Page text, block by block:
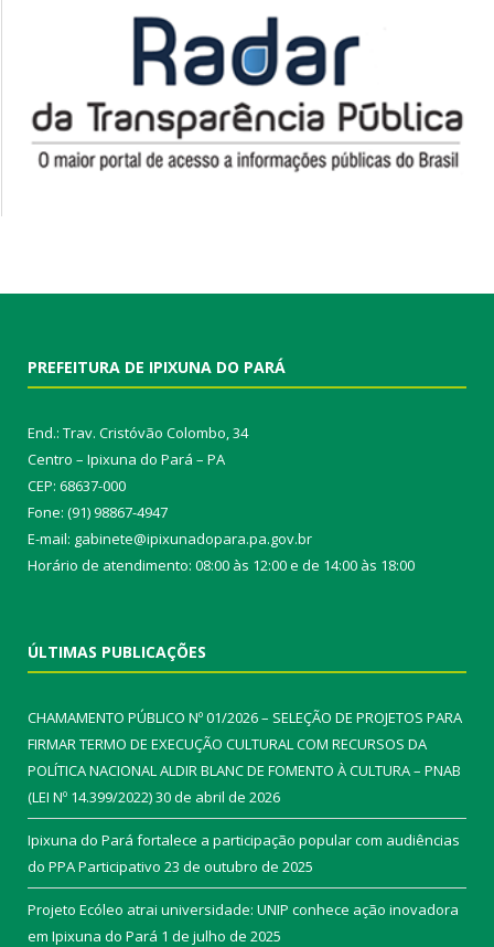
PREFEITURA DE IPIXUNA DO PARÁ
End.: Trav. Cristóvão Colombo, 34
Centro – Ipixuna do Pará – PA
CEP: 68637-000
Fone: (91) 98867-4947
E-mail: gabinete@ipixunadopara.pa.gov.br
Horário de atendimento: 08:00 às 12:00 e de 14:00 às 18:00
ÚLTIMAS PUBLICAÇÕES
CHAMAMENTO PÚBLICO Nº 01/2026 – SELEÇÃO DE PROJETOS PARA
FIRMAR TERMO DE EXECUÇÃO CULTURAL COM RECURSOS DA
POLÍTICA NACIONAL ALDIR BLANC DE FOMENTO À CULTURA – PNAB
(LEI Nº 14.399/2022)30 de abril de 2026
Ipixuna do Pará fortalece a participação popular com audiências
do PPA Participativo 23 de outubro de 2025
Projeto Ecóleo atrai universidade: UNIP conhece ação inovadora
em Ipixuna do Pará 1 de julho de 2025